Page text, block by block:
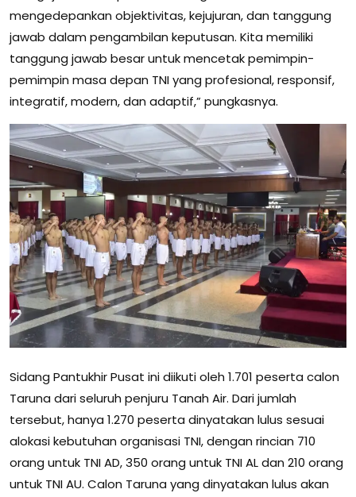
mengedepankan objektivitas, kejujuran, dan tanggung
jawab dalam pengambilan keputusan. Kita memiliki
tanggung jawab besar untuk mencetak pemimpin-
pemimpin masa depan TNI yang profesional, responsif,
integratif, modern, dan adaptif,” pungkasnya.
Sidang Pantukhir Pusat ini diikuti oleh 1.701 peserta calon
Taruna dari seluruh penjuru Tanah Air. Dari jumlah
tersebut, hanya 1.270 peserta dinyatakan lulus sesuai
alokasi kebutuhan organisasi TNI, dengan rincian 710
orang untuk TNI AD, 350 orang untuk TNI AL dan 210 orang
untuk TNI AU. Calon Taruna yang dinyatakan lulus akan